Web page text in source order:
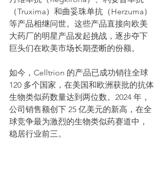
（Truxima）和曲妥珠单抗（Herzuma）
等产品相继问世。这些产品直接向欧美
大药厂的明星产品发起挑战，逐步夺下
巨头们在欧美市场长期垄断的份额。
如今，Celltrion 的产品已成功销往全球
120 多个国家，在美国和欧洲获批的抗体
生物类似药数量达到两位数。2024 年，
公司销售额创下 25 亿美元的新高，在全
球竞争最为激烈的生物类似药赛道中，
稳居行业前三。